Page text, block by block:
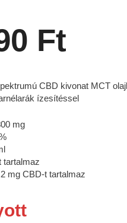
Ft
CBD kivonat MCT
ízesítéssel
mg
tartalmaz
mg CBD-t tartalmaz